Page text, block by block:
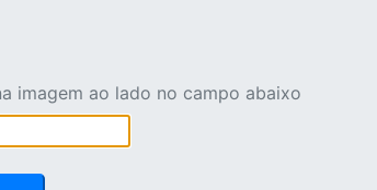
imagem ao lado no campo abaixo